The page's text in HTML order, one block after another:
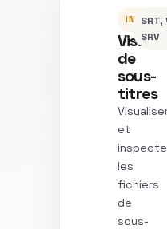
de
sous-
titres
et
les
fichiers
de
sous-
SRT,
SRV